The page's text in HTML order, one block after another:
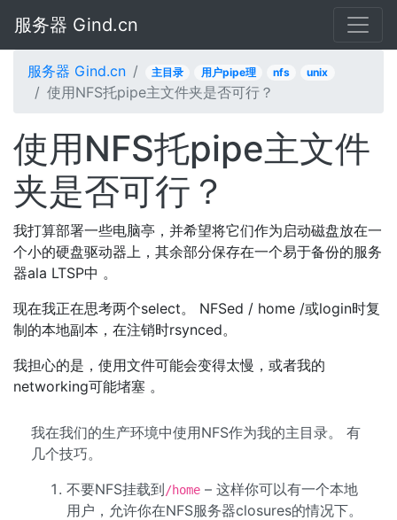
服务器 Gind.cn
服务器 Gind.cn 主目录 用户pipe理 nfs unix
使用NFS托pipe主文件夹是否可行？
使用NFS托pipe主文件
夹是否可行？
我打算部署一些电脑亭，并希望将它们作为启动磁盘放在一
个小的硬盘驱动器上，其余部分保存在一个易于备份的服务
器ala LTSP中 。
现在我正在思考两个select。 NFSed / home /或login时复
制的本地副本，在注销时rsynced。
我担心的是，使用文件可能会变得太慢，或者我的
networking可能堵塞 。
我在我们的生产环境中使用NFS作为我的主目录。 有
几个技巧。
不要NFS挂载到/home – 这样你可以有一个本地
用户，允许你在NFS服务器closures的情况下。